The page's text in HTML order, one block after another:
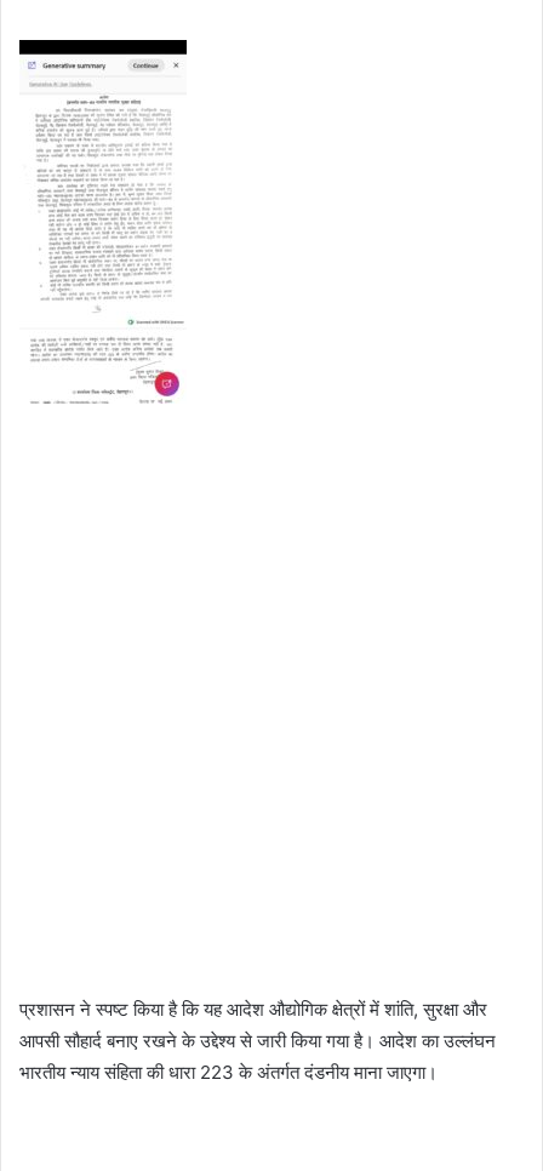
प्रशासन ने स्पष्ट किया है कि यह आदेश औद्योगिक क्षेत्रों में शांति, सुरक्षा और
आपसी सौहार्द बनाए रखने के उद्देश्य से जारी किया गया है। आदेश का उल्लंघन
भारतीय न्याय संहिता की धारा 223 के अंतर्गत दंडनीय माना जाएगा।